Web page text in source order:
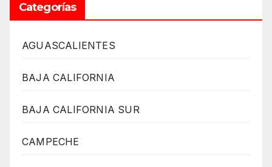
Categorías
AGUASCALIENTES
BAJA CALIFORNIA
BAJA CALIFORNIA SUR
CAMPECHE